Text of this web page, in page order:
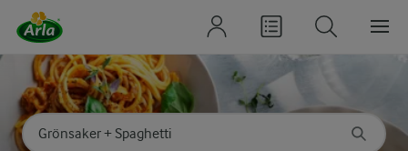
Sök på kategori eller ingrediens